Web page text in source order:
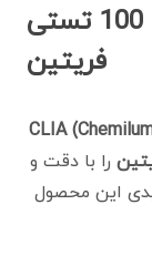
ویژگی‌های برجسته کیت 100 تستی
فریتین
CLIA
را با دقت و
این محصول